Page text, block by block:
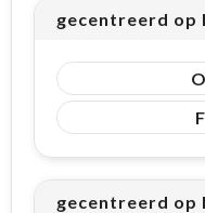
gecentreerd op
gecentreerd op